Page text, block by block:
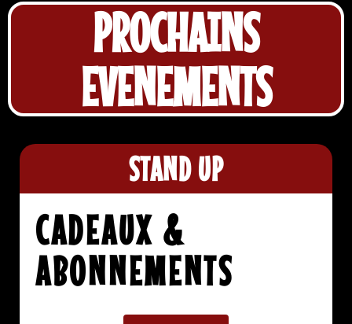
PROCHAINS
EVENEMENTS
STAND UP
CADEAUX &
ABONNEMENTS